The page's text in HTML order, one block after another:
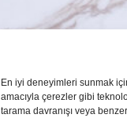
En iyi deneyimleri sunmak
amacıyla çerezler gibi
tarama davranışı veya